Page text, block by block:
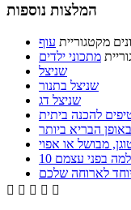
המלצות נוספות
מקטגוריית עוף
מתכוני ילדים
שניצל
שניצל בתנור
שניצל דג
להכנה ביתית
בפני עצמם
    